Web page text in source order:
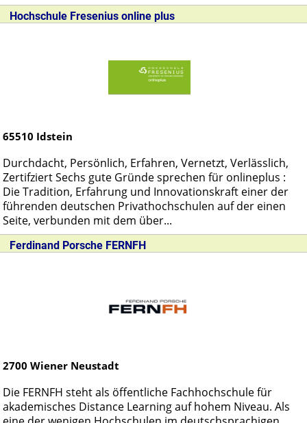
Hochschule Fresenius online plus
65510 Idstein
Durchdacht, Persönlich, Erfahren, Vernetzt, Verlässlich,
Zertifziert Sechs gute Gründe sprechen für onlineplus :
Die Tradition, Erfahrung und Innovationskraft einer der
führenden deutschen Privathochschulen auf der einen
Seite, verbunden mit dem über...
Ferdinand Porsche FERNFH
2700 Wiener Neustadt
Die FERNFH steht als öffentliche Fachhochschule für
akademisches Distance Learning auf hohem Niveau. Als